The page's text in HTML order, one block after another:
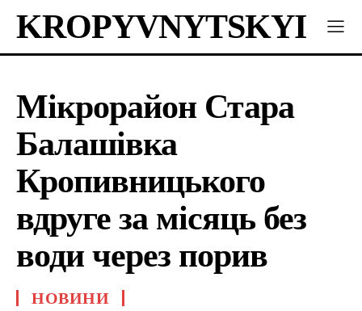
KROPYVNYTSKYI
Мікрорайон Стара
Балашівка
Кропивницького
вдруге за місяць без
води через порив
НОВИНИ